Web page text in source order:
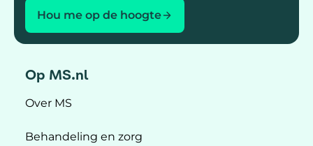
Hou me op de hoogte
Op MS.nl
Over MS
Behandeling en zorg